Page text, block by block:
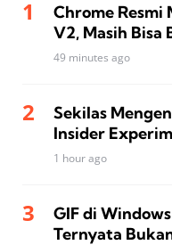
Chrome
V2, Masih Bisa
49 minutes ago
Sekilas
Insider
1 hour ago
GIF di
Ternyata